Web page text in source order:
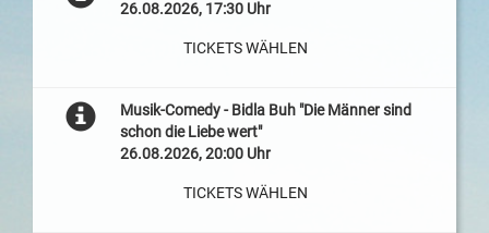
26.08.2026, 17:30 Uhr
TICKETS WÄHLEN
Musik-Comedy - Bidla Buh "Die Männer sind
schon die Liebe wert"
26.08.2026, 20:00 Uhr
TICKETS WÄHLEN